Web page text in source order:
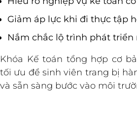
Giảm áp lực khi đi thực tập
Nắm chắc lộ trình phát
Khóa Kế toán tổng hợp cơ
tối ưu để sinh viên trang bị
và sẵn sàng bước vào môi